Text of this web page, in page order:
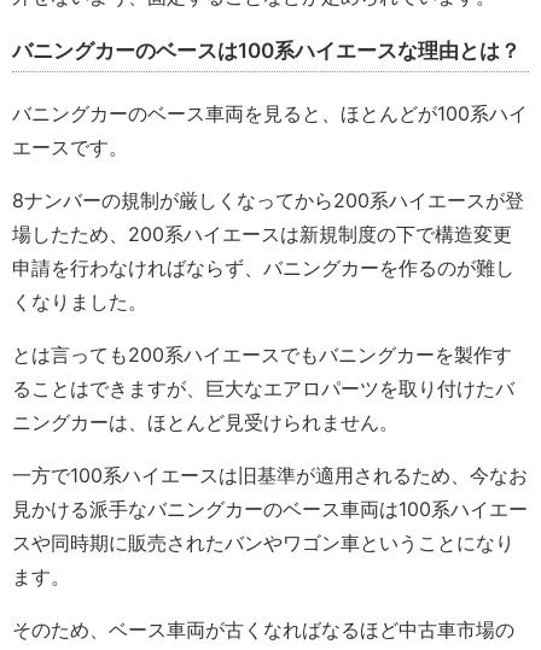
バニングカーのベースは100系ハイエースな理由とは？
バニングカーのベース車両を見ると、ほとんどが100系ハイ
エースです。
8ナンバーの規制が厳しくなってから200系ハイエースが登
場したため、200系ハイエースは新規制度の下で構造変更
申請を行わなければならず、バニングカーを作るのが難し
くなりました。
とは言っても200系ハイエースでもバニングカーを製作す
ることはできますが、巨大なエアロパーツを取り付けたバ
ニングカーは、ほとんど見受けられません。
一方で100系ハイエースは旧基準が適用されるため、今なお
見かける派手なバニングカーのベース車両は100系ハイエー
スや同時期に販売されたバンやワゴン車ということになり
ます。
そのため、ベース車両が古くなればなるほど中古車市場の